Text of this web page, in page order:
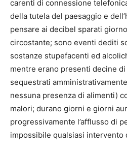
carenti di connessione
della tutela del paesaggio e
pensare ai decibel sparati
circostante; sono eventi dediti
sostanze stupefacenti ed
mentre erano presenti decine
sequestrati
nessuna presenza di alimenti)
malori; durano giorni e giorni
progressivamente l’afflusso di
impossibile qualsiasi intervento